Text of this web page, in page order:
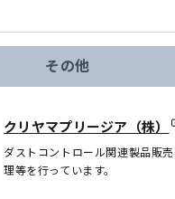
その他
クリヤマプリージア（株）
ダストコントロール関連製品販
理等を行っています。